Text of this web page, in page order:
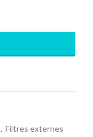
, Filtres externes